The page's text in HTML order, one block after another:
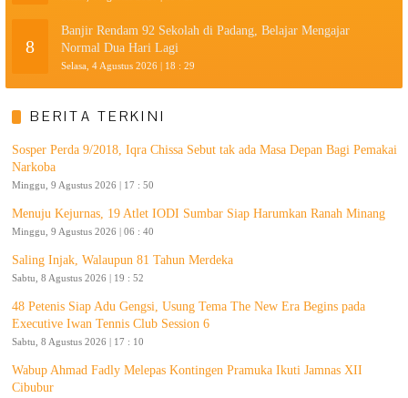
8
Banjir Rendam 92 Sekolah di Padang, Belajar Mengajar
Normal Dua Hari Lagi
Selasa, 4 Agustus 2026 | 18 : 29
BERITA TERKINI
Sosper Perda 9/2018, Iqra Chissa Sebut tak ada Masa Depan Bagi Pemakai
Narkoba
Minggu, 9 Agustus 2026 | 17 : 50
Menuju Kejurnas, 19 Atlet IODI Sumbar Siap Harumkan Ranah Minang
Minggu, 9 Agustus 2026 | 06 : 40
Saling Injak, Walaupun 81 Tahun Merdeka
Sabtu, 8 Agustus 2026 | 19 : 52
48 Petenis Siap Adu Gengsi, Usung Tema The New Era Begins pada
Executive Iwan Tennis Club Session 6
Sabtu, 8 Agustus 2026 | 17 : 10
Wabup Ahmad Fadly Melepas Kontingen Pramuka Ikuti Jamnas XII
Cibubur